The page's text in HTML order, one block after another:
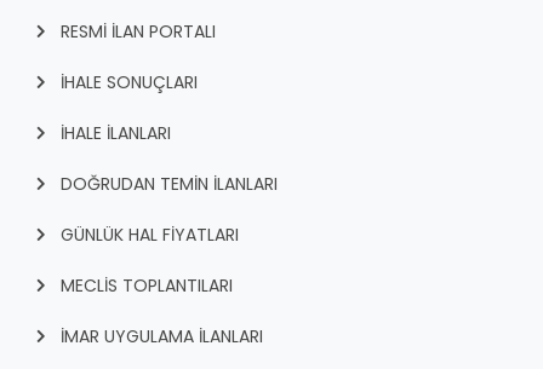
RESMİ İLAN PORTALI
İHALE SONUÇLARI
İHALE İLANLARI
DOĞRUDAN TEMİN İLANLARI
GÜNLÜK HAL FİYATLARI
MECLİS TOPLANTILARI
İMAR UYGULAMA İLANLARI